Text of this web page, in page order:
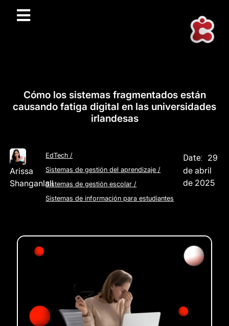
Cómo los sistemas fragmentados están
causando fatiga digital en las universidades
irlandesas
Arissa
Shanganlall
EdTech /
Sistemas de gestión del aprendizaje /
Sistemas de gestión escolar /
Sistemas de información para estudiantes
Date:
29
de abril
de 2025